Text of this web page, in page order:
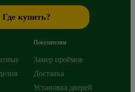
Где купить?
Покупателям
Замер проёмов
Доставка
Установка дверей